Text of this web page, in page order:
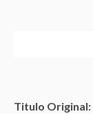
Titulo Original: